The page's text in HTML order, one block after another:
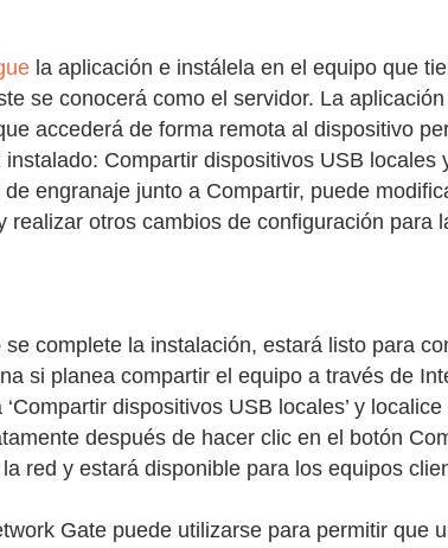
la aplicación e instálela en el equipo que
se conocerá como el servidor. La
accederá de forma remota al dispositivo
instalado: Compartir dispositivos USB
de engranaje junto a Compartir, puede
realizar otros cambios de configuración para
se complete la instalación, estará listo para
si planea compartir el equipo a través de
‘Compartir dispositivos USB locales’ y
después de hacer clic en el botón
red y estará disponible para los equipos
Gate puede utilizarse para permitir que